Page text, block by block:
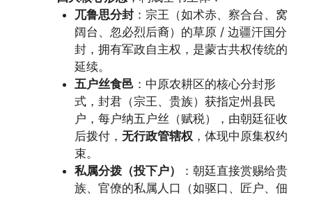
兀鲁思分封：宗王（如术赤、察合台、窝
阔台、忽必烈后裔）的草原 / 边疆汗国分
封，拥有军政自主权，是蒙古共权传统的
延续。
五户丝食邑：中原农耕区的核心分封形
式，封君（宗王、贵族）获指定州县民
户，每户纳五户丝（赋税），由朝廷征收
后拨付， 无行政管辖权 ，体现中原集权约
束。
私属分拨（投下户）
：朝廷直接赏赐给贵
族、官僚的私属人口（如驱口、匠户、佃